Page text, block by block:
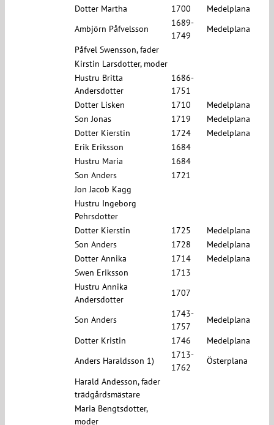
Dotter Martha
1700
Medelplana
Ambjörn Påfvelsson
1689-
1749
Medelplana
Påfvel Swensson, fader
Kirstin Larsdotter, moder
Hustru Britta
Andersdotter
1686-
1751
Dotter Lisken
1710
Medelplana
Son Jonas
1719
Medelplana
Dotter Kierstin
1724
Medelplana
Erik Eriksson
1684
Hustru Maria
1684
Son Anders
1721
Jon Jacob Kagg
Hustru Ingeborg
Pehrsdotter
Dotter Kierstin
1725
Medelplana
Son Anders
1728
Medelplana
Dotter Annika
1714
Medelplana
Swen Eriksson
1713
Hustru Annika
Andersdotter
1707
Son Anders
1743-
1757
Medelplana
Dotter Kristin
1746
Medelplana
Anders Haraldsson 1)
1713-
1762
Österplana
Harald Andesson, fader
trädgårdsmästare
Maria Bengtsdotter,
moder